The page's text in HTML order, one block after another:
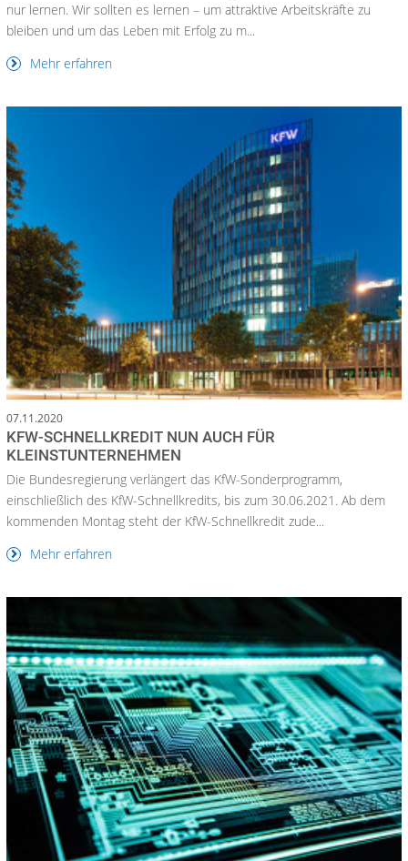
nur lernen. Wir sollten es lernen – um attraktive Arbeitskräfte zu
bleiben und um das Leben mit Erfolg zu m...
Mehr erfahren
07.11.2020
KFW-SCHNELLKREDIT NUN AUCH FÜR
KLEINSTUNTERNEHMEN
Die Bundesregierung verlängert das KfW-Sonderprogramm,
einschließlich des KfW-Schnellkredits, bis zum 30.06.2021. Ab dem
kommenden Montag steht der KfW-Schnellkredit zude...
Mehr erfahren